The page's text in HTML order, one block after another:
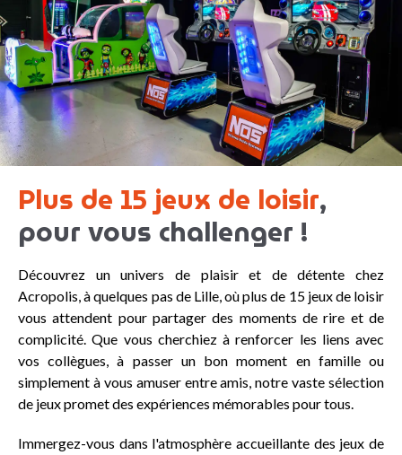
Plus de 15 jeux de loisir,
pour vous challenger !
Découvrez un univers de plaisir et de détente chez
Acropolis, à quelques pas de Lille, où plus de 15 jeux de loisir
vous attendent pour partager des moments de rire et de
complicité. Que vous cherchiez à renforcer les liens avec
vos collègues, à passer un bon moment en famille ou
simplement à vous amuser entre amis, notre vaste sélection
de jeux promet des expériences mémorables pour tous.
Immergez-vous dans l'atmosphère accueillante des jeux de